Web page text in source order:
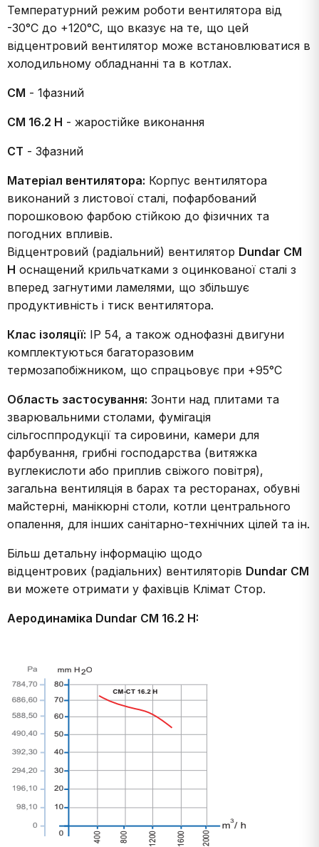
Температурний режим роботи вентилятора від
-30°C до +120°C, що вказує на те, що цей
відцентровий вентилятор може встановлюватися в
холодильному обладнанні та в котлах.
CM - 1фазний
CM 16.2 Н - жаростійке виконання
CT - 3фазний
Матеріал вентилятора: Корпус вентилятора
виконаний з листової сталі, пофарбований
порошковою фарбою стійкою до фізичних та
погодних впливів.
Відцентровий (радіальний) вентилятор Dundar CM
H оснащений крильчатками з оцинкованої сталі з
вперед загнутими ламелями, що збільшує
продуктивність і тиск вентилятора.
Клас ізоляції: IP 54, а також однофазні двигуни
комплектуються багаторазовим
термозапобіжником, що спрацьовує при +95°C
Область застосування: Зонти над плитами та
зварювальними столами, фумігація
сільгосппродукції та сировини, камери для
фарбування, грибні господарства (витяжка
вуглекислоти або приплив свіжого повітря),
загальна вентиляція в барах та ресторанах, обувні
майстерні, манікюрні столи, котли центрального
опалення, для інших санітарно-технічних цілей та ін.
Більш детальну інформацію щодо
відцентрових (радіальних) вентиляторів Dundar CM
ви можете отримати у фахівців Клімат Стор.
Аеродинаміка Dundar CM 16.2 H: